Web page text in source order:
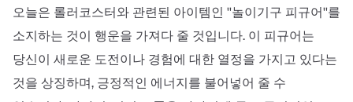
오늘은 롤러코스터와 관련된 아이템인 ''놀이기구 피규어''를
소지하는 것이 행운을 가져다 줄 것입니다. 이 피규어는
당신이 새로운 도전이나 경험에 대한 열정을 가지고 있다는
것을 상징하며, 긍정적인 에너지를 불어넣어 줄 수